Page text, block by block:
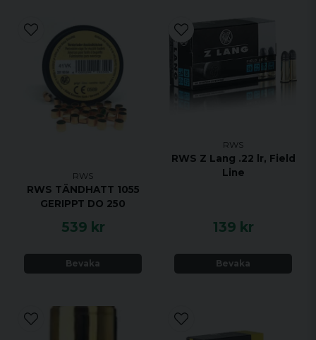
RWS
RWS TÄNDHATT 1055
GERIPPT DO 250
539 kr
Bevaka
RWS
RWS Z Lang .22 lr, Field
Line
139 kr
Bevaka